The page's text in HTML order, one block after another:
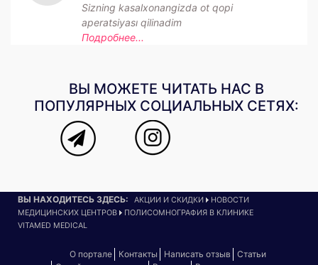
Sizning kasalxonangizda ot qopi
aperatsiyası qilinadim
Подробнее...
ВЫ МОЖЕТЕ ЧИТАТЬ НАС В
ПОПУЛЯРНЫХ СОЦИАЛЬНЫХ СЕТЯХ:
ВЫ НАХОДИТЕСЬ ЗДЕСЬ: АКЦИИ И СКИДКИ
НОВОСТИ
МЕДИЦИНСКИХ ЦЕНТРОВ
ПОЛИСОМНОГРАФИЯ В КЛИНИКЕ
VITAMED MEDICAL
О портале Контакты Написать отзыв
Статьи